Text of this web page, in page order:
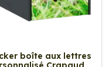
boîte aux lettres